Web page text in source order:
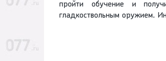
пройти обучение и
гладкоствольным оружием.